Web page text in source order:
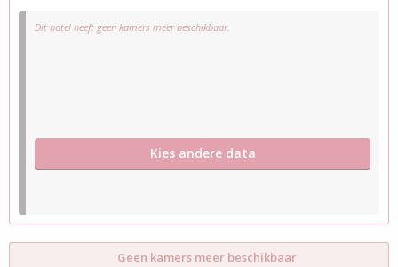
Dit hotel heeft geen kamers meer beschikbaar.
Kies andere data
Geen kamers meer beschikbaar